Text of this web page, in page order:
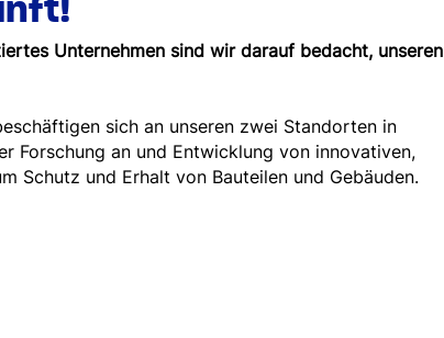
Unternehmen sind wir darauf bedacht, unseren
sich an unseren zwei Standorten in
Forschung an und Entwicklung von innovativen,
Schutz und Erhalt von Bauteilen und Gebäuden.